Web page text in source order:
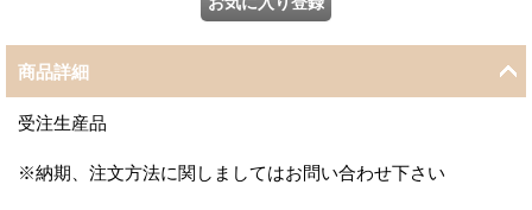
商品詳細
受注生産品
※納期、注文方法に関しましてはお問い合わせ下さい